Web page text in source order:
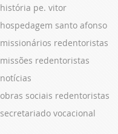
história pe. vitor
hospedagem santo afonso
missionários redentoristas
missões redentoristas
notícias
obras sociais redentoristas
secretariado vocacional